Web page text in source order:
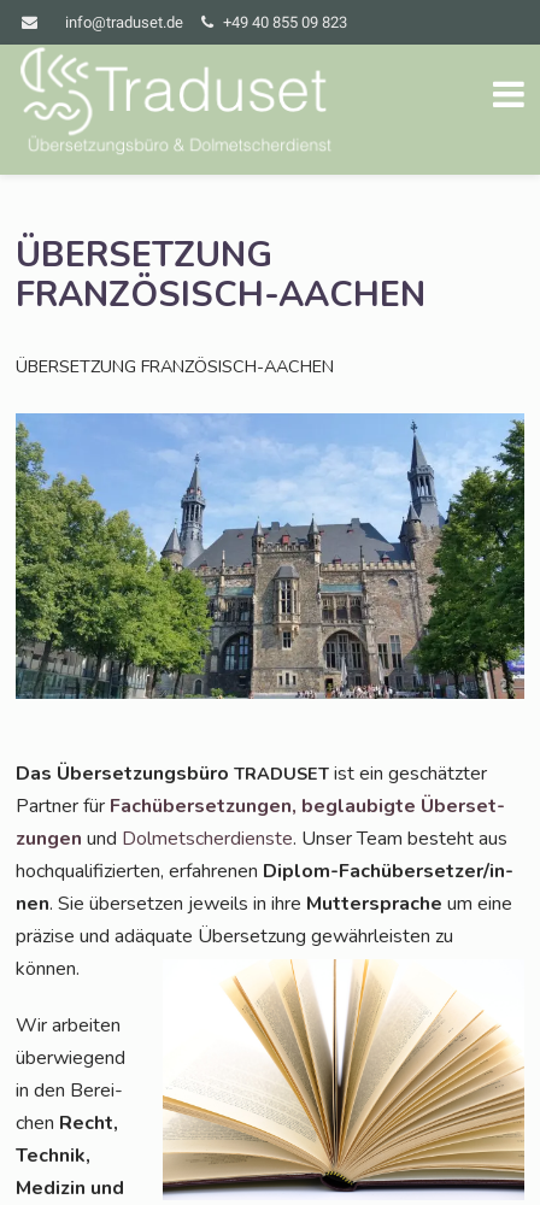
info@traduset.de +49 40 855 09 823
ÜBERSETZUNG
FRANZÖSISCH-AACHEN
ÜBERSETZUNG FRANZÖSISCH-AACHEN
Das Über­set­zungs­bü­roTRADUSET ist ein geschätz­ter
Part­ner für Fach­über­set­zun­gen, beglau­big­te Über­set­
zun­gen und Dol­met­scher­diens­te. Unser Team besteht aus
hoch­qua­li­fi­zier­ten, erfah­re­nen Diplom-Fach­über­set­zer/in­
nen. Sie über­set­zen jeweils in ihre Mut­ter­spra­che um eine
prä­zi­se und adäqua­te Über­set­zung gewähr­leis­ten zu
können.
Wir arbei­ten
über­wie­gend
in den Berei­
chen Recht,
Tech­nik,
Medi­zin und